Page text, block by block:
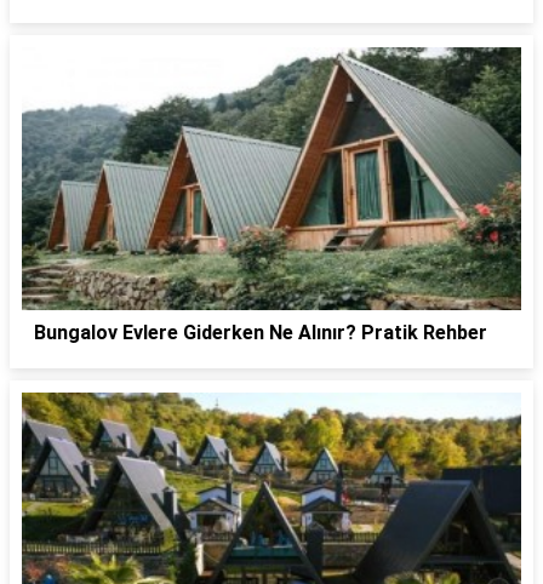
Bungalov Evlere Giderken Ne Alınır? Pratik Rehber